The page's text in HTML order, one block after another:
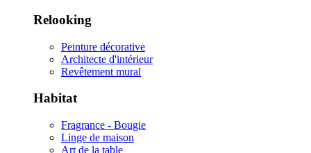
Relooking
Peinture décorative
Architecte d'intérieur
Revêtement mural
Habitat
Fragrance - Bougie
Linge de maison
Art de la table